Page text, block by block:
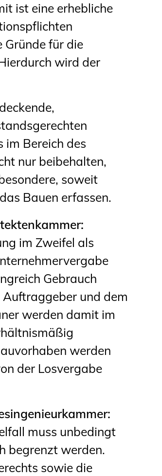
ist eine erhebliche
Gründe für die
wird der
im Bereich des
nur beibehalten,
soweit
Bauen erfassen.
im Zweifel als
Gebrauch
und dem
werden damit im
werden
der Losvergabe
muss unbedingt
begrenzt werden.
sowie die